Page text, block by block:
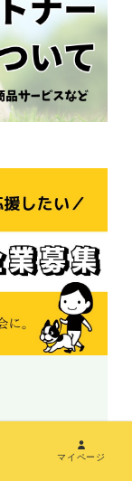
マイページ